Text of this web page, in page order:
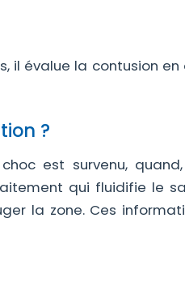
il évalue la contusion
?
est survenu,
qui fluidifie le
la zone. Ces